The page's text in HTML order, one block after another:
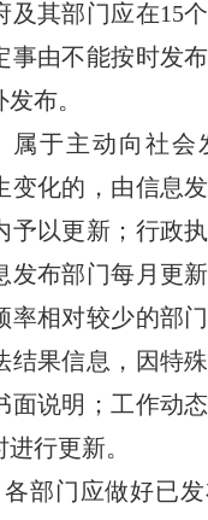
及其部门应在15
事由不能按时发
布。
主动向社会
变化的，由信息
予以更新；行政
发布部门每月更
率相对较少的部
结果信息，因特
面说明；工作动
行更新。
门应做好已发